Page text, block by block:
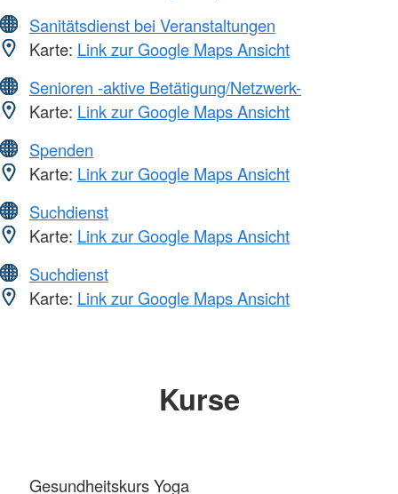
Sanitätsdienst bei Veranstaltungen
Karte: Link zur Google Maps Ansicht
Senioren -aktive Betätigung/Netzwerk-
Karte: Link zur Google Maps Ansicht
Spenden
Karte: Link zur Google Maps Ansicht
Suchdienst
Karte: Link zur Google Maps Ansicht
Suchdienst
Karte: Link zur Google Maps Ansicht
Kurse
Gesundheitskurs Yoga